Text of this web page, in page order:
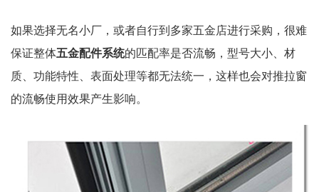
如果选择无名小厂，或者自行到多家五金店进行采购，很难
保证整体五金配件系统的匹配率是否流畅，型号大小、材
质、功能特性、表面处理等都无法统一，这样也会对推拉窗
的流畅使用效果产生影响。